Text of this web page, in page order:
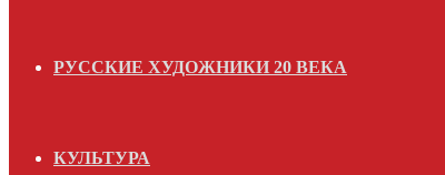
РУССКИЕ ХУДОЖНИКИ 20 ВЕКА
КУЛЬТУРА